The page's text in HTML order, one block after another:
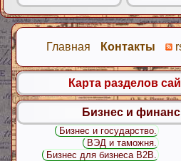
Главная Контакты
Карта разделов
Бизнес и
Бизнес и государство.
ВЭД и таможня.
Бизнес для бизнеса B2B.